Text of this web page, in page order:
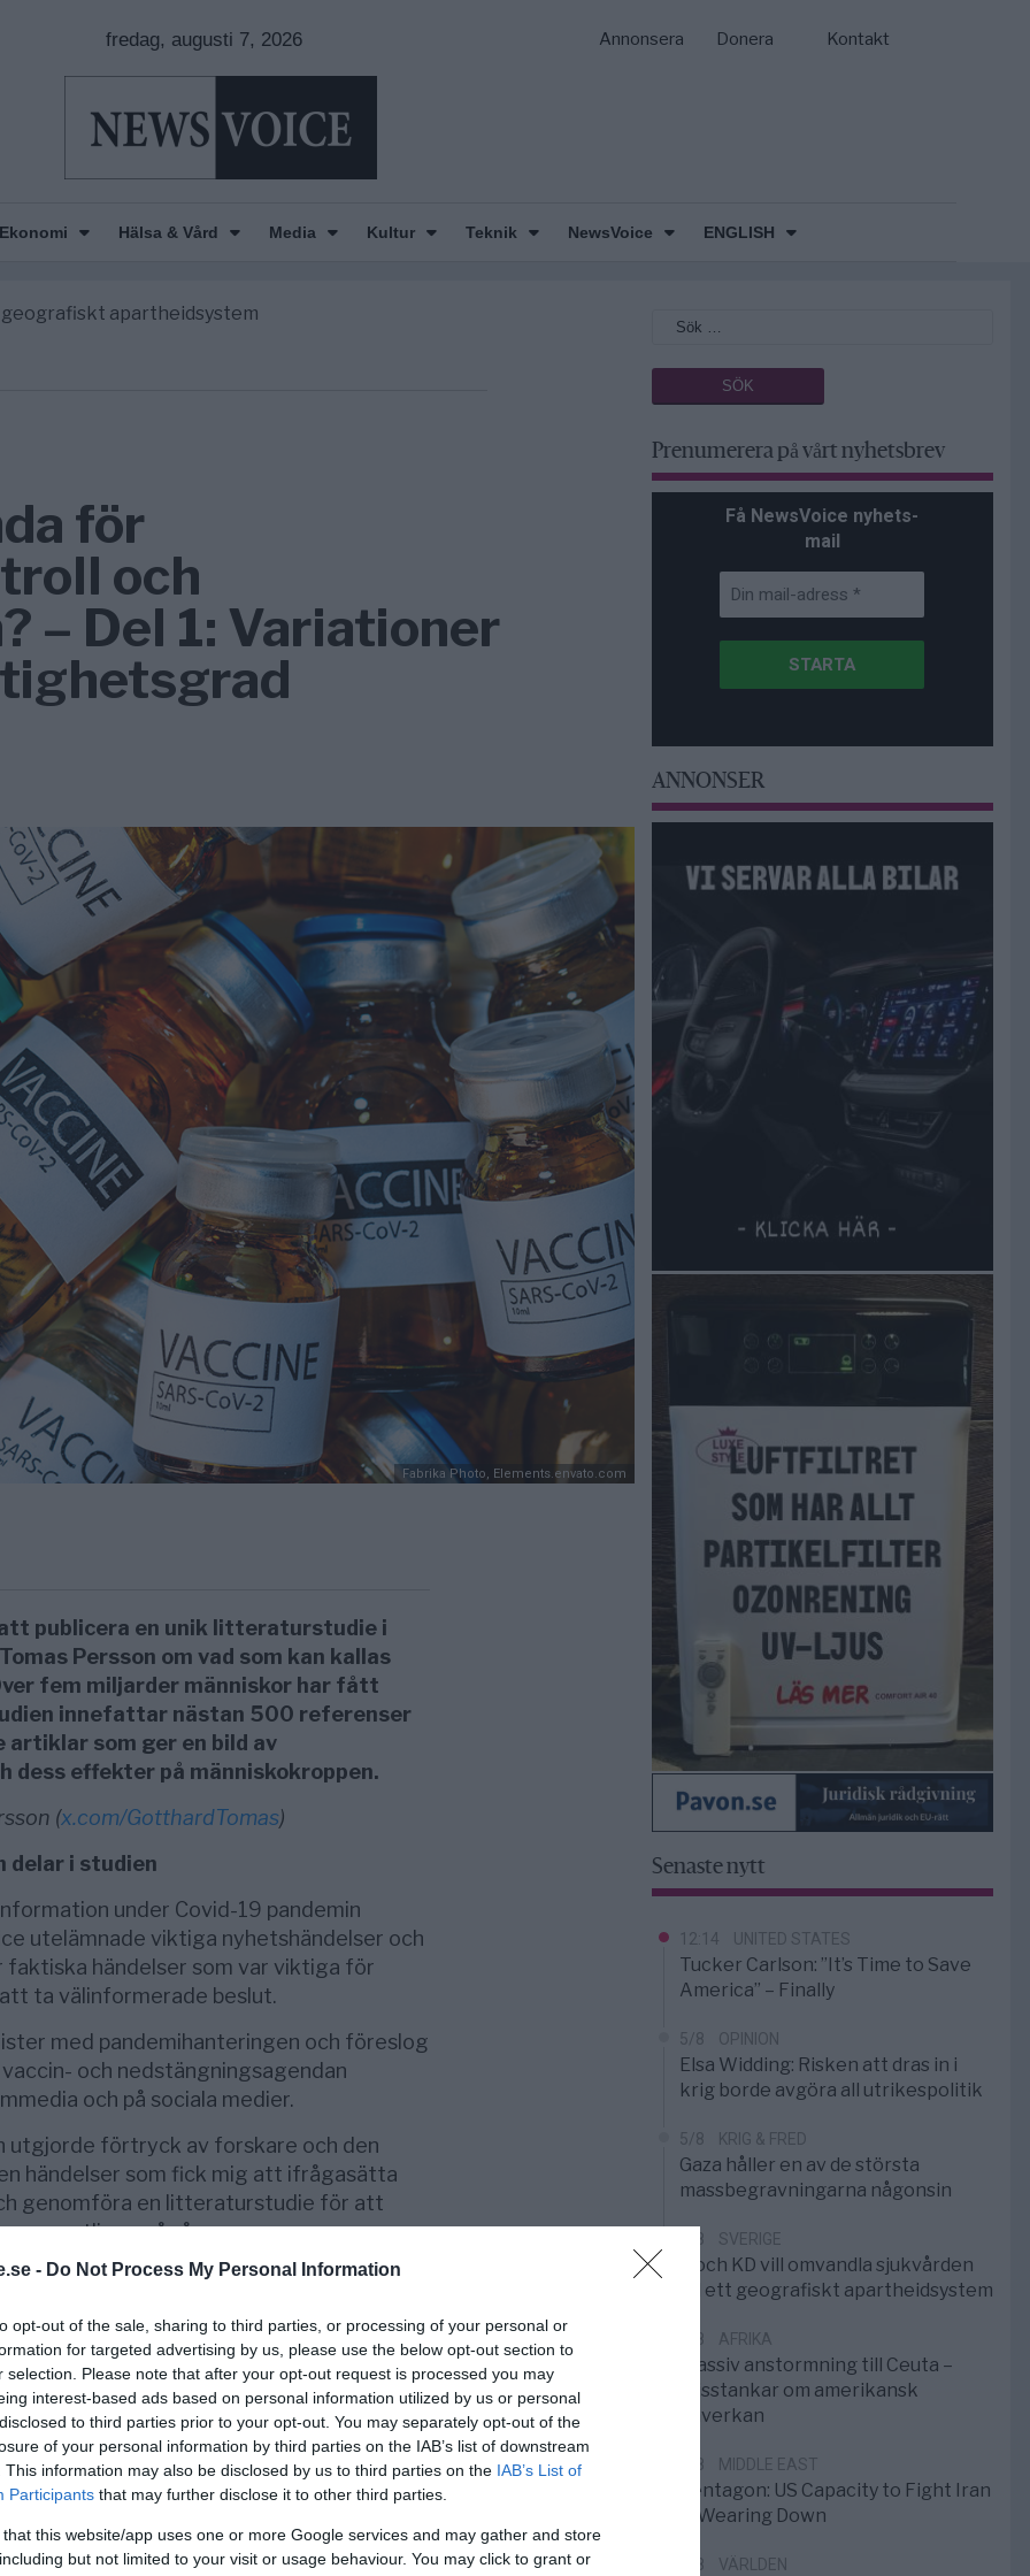
- Do Not Process My Personal Information
opt-out of the sale, sharing to third parties, or processing of your personal or
for targeted advertising by us, please use the below opt-out section to
selection. Please note that after your opt-out request is processed you may
interest-based ads based on personal information utilized by us or personal
to third parties prior to your opt-out. You may separately opt-out of the
of your personal information by third parties on the IAB’s list of downstream
This information may also be disclosed by us to third parties on the IAB’s List of
Participants that may further disclose it to other third parties.
that this website/app uses one or more Google services and may gather and store
but not limited to your visit or usage behaviour. You may click to grant or
fredag, augusti 7, 2026 Annonsera Donera Kontakt
Ekonomi Hälsa & Vård Media Kultur Teknik NewsVoice ENGLISH
America” – Finally
geografiskt apartheidsystem
för
och
– Del 1: Variationer
Fabrika Photo, Elements.envato.com
publicera en unik litteraturstudie i
Persson om vad som kan kallas
fem miljarder människor har fått
innefattar nästan 500 referenser
som ger en bild av
dess effekter på människokroppen.
(x.com/GotthardTomas)
delar i studien
under Covid-19 pandemin
utelämnade viktiga nyhetshändelser och
händelser som var viktiga för
ta välinformerade beslut.
med pandemihanteringen och föreslog
och nedstängningsagendan
och på sociala medier.
utgjorde förtryck av forskare och den
händelser som fick mig att ifrågasätta
genomföra en litteraturstudie för att
egentligen pågår.
en nedmontering av det fria och öppna
media, politik och forskning.
vara kontrollerade av särintressen i
nationsgränser och använder
media för att polarisera oliktänkare, olika
mot varandra för att de inte
mot denna övermakt. Principen att
i våra ”demokratier” utan att det
Prenumerera på vårt nyhetsbrev
Få NewsVoice nyhets-
mail
ANNONSER
Senaste nytt
12:14 UNITED STATES
Tucker Carlson: ”It’s Time to Save
America” – Finally
5/8 OPINION
Elsa Widding: Risken att dras in i
krig borde avgöra all utrikespolitik
5/8 KRIG & FRED
Gaza håller en av de största
massbegravningarna någonsin
5/8 SVERIGE
S och KD vill omvandla sjukvården
till ett geografiskt apartheidsystem
3/8 AFRIKA
Massiv anstormning till Ceuta –
Misstankar om amerikansk
påverkan
2/8 MIDDLE EAST
Pentagon: US Capacity to Fight Iran
is Wearing Down
1/8 VÄRLDEN